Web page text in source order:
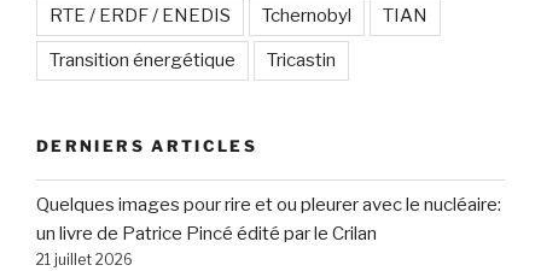
RTE / ERDF / ENEDIS Tchernobyl TIAN
Transition énergétique Tricastin
DERNIERS ARTICLES
Quelques images pour rire et ou pleurer avec le nucléaire:
un livre de Patrice Pincé édité par le Crilan
21 juillet 2026